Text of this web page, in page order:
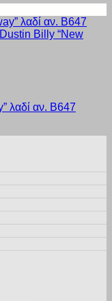
Οι επιλογές
λαδί αν. B647